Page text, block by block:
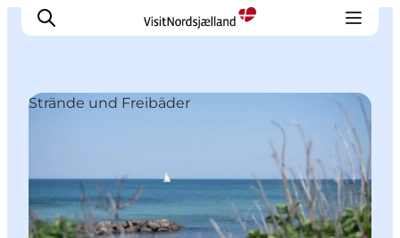
Erlebnisse
Geschmack
Unterkünfte
Strände und Freibäder